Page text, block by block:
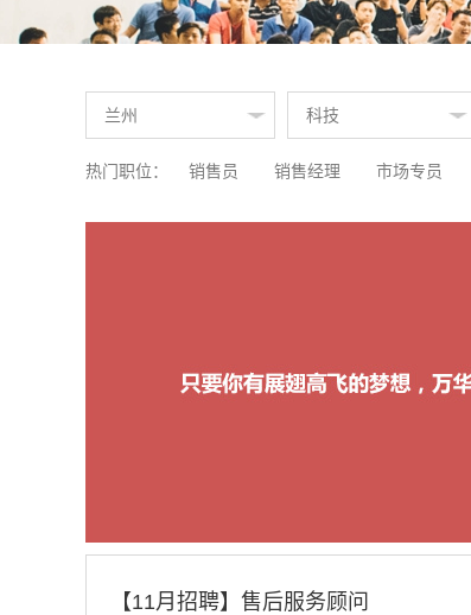
热门职位： 销售员 销售经理 市场专员
【11月招聘】售后服务顾问